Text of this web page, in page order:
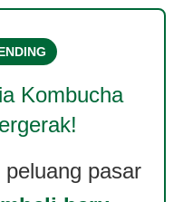
Kombucha
pasar